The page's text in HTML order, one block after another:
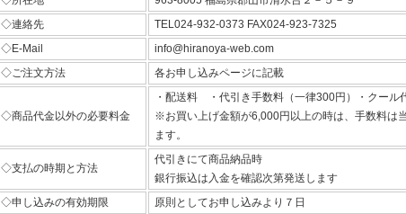
◇連絡先
TEL024-932-0373 FAX024-923-7325
◇E-Mail
info@hiranoya-web.com
◇ご注文方法
各お申し込みページに記載
◇商品代金以外の必要料金
・配送料 ・代引き手数料（一律300円）・クール
※お買い上げ金額が6,000円以上の時は、手数料は
ます。
◇支払の時期と方法
代引きにて商品納品時
銀行振込は入金を確認次第発送します
◇申し込みの有効期限
原則としてお申し込みより７日